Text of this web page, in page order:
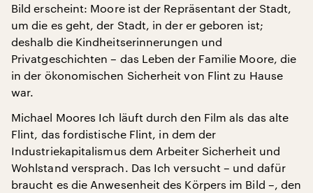
Bild erscheint: Moore ist der Repräsentant der Stadt,
um die es geht, der Stadt, in der er geboren ist;
deshalb die Kindheitserinnerungen und
Privatgeschichten – das Leben der Familie Moore, die
in der ökonomischen Sicherheit von Flint zu Hause
war.
Michael Moores Ich läuft durch den Film als das alte
Flint, das fordistische Flint, in dem der
Industriekapitalismus dem Arbeiter Sicherheit und
Wohlstand versprach. Das Ich versucht – und dafür
braucht es die Anwesenheit des Körpers im Bild –, den